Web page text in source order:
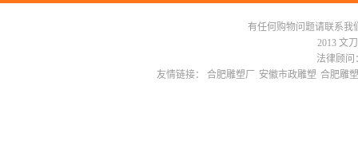
有任何购物问题请联系我
2013 文
法律顾问
友情链接： 合肥雕塑厂 安徽市政雕塑 合肥雕